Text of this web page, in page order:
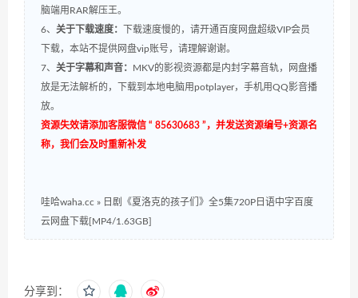
脑端用RAR解压王。
6、 关于下载速度：
下载速度慢的，请开通百度网盘超级VIP会员
下载，本站不提供网盘vip账号，请理解谢谢。
7、 关于字幕和声音： MKV的影视资源都是内封字幕音轨，网盘播
放是无法解析的，下载到本地电脑用potplayer，手机用QQ影音播
放。
资源失效请添加客服微信 “ 85630683 ”，并发送资源编号+资源名
称，我们会及时重新补发
哇哈waha.cc » 日剧《夏洛克的孩子们》全5集720P日语中字百度
云网盘下载[MP4/1.63GB]
分享到：